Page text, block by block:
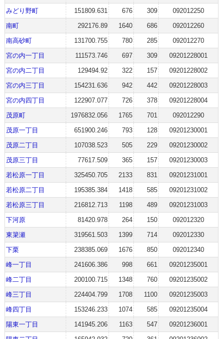
みどり野町
151809.631 676 309
092012250
南町
292176.89 1640 686
092012260
南高砂町
131700.755 780 285
092012270
宮の内一丁目
111573.746 697 309
09201228001
宮の内二丁目
129494.92 322 157
09201228002
宮の内三丁目
154231.636 942 442
09201228003
宮の内四丁目
122907.077 726 378
09201228004
茂原町
1976832.056 1765 701
092012290
茂原一丁目
651900.246 793 128
09201230001
茂原二丁目
107038.523 505 229
09201230002
茂原三丁目
77617.509 365 157
09201230003
若松原一丁目
325450.705 2133 831
09201231001
若松原二丁目
195385.384 1418 585
09201231002
若松原三丁目
216812.713 1198 489
09201231003
下河原
81420.978 264 150
092012320
東簗瀬
319561.503 1399 714
092012330
下栗
238385.069 1676 850
092012340
峰一丁目
241606.386 998 661
09201235001
峰二丁目
200100.715 1348 760
09201235002
峰三丁目
224404.799 1708 1100
09201235003
峰四丁目
153246.233 1074 585
09201235004
陽東一丁目
141945.206 1163 547
09201236001